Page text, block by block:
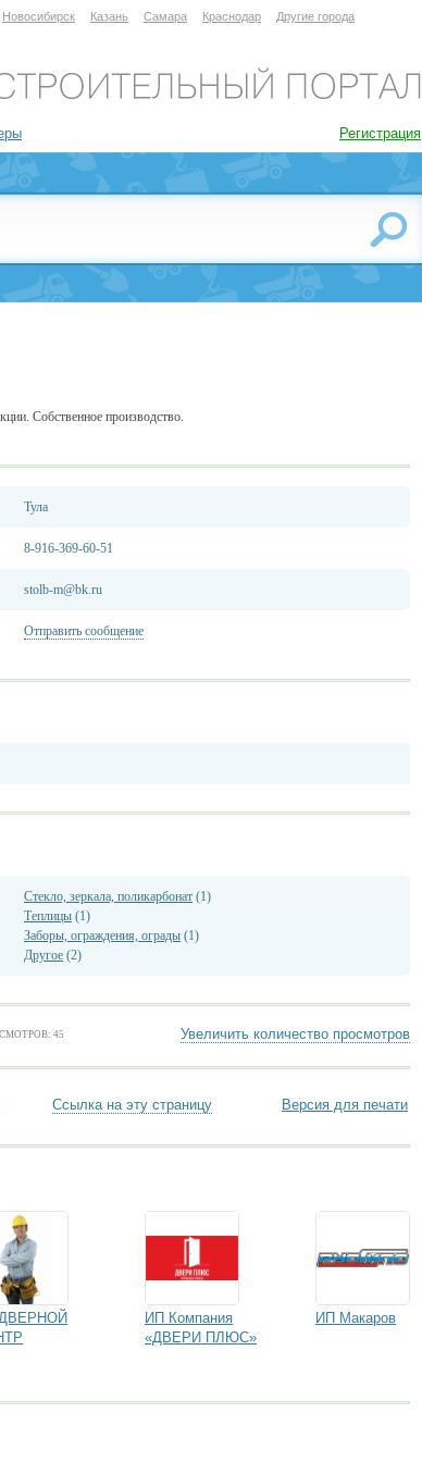
Новосибирск Казань Самара Краснодар Другие города
Регистрация
Собственное производство.
Тула
8-916-369-60-51
stolb-m@bk.ru
Отправить сообщение
Стекло, зеркала, поликарбонат (1)
Теплицы (1)
Заборы, ограждения, ограды (1)
Другое (2)
45 Увеличить количество просмотров
Ссылка на эту страницу Версия для печати
ИП Компания
«ДВЕРИ ПЛЮС»
ИП Макаров